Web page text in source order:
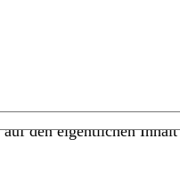
den eigentlichen